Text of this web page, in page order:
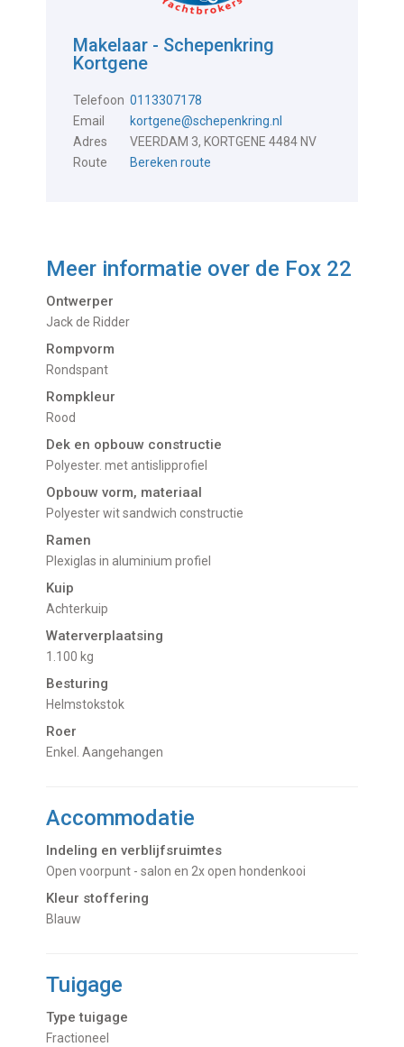
Makelaar - Schepenkring
Kortgene
Telefoon 0113307178
Email
kortgene@schepenkring.nl
Adres
VEERDAM 3, KORTGENE 4484 NV
Route
Bereken route
Meer informatie over de Fox 22
Ontwerper
Jack de Ridder
Rompvorm
Rondspant
Rompkleur
Rood
Dek en opbouw constructie
Polyester. met antislipprofiel
Opbouw vorm, materiaal
Polyester wit sandwich constructie
Ramen
Plexiglas in aluminium profiel
Kuip
Achterkuip
Waterverplaatsing
1.100 kg
Besturing
Helmstokstok
Roer
Enkel. Aangehangen
Accommodatie
Indeling en verblijfsruimtes
Open voorpunt - salon en 2x open hondenkooi
Kleur stoffering
Blauw
Tuigage
Type tuigage
Fractioneel